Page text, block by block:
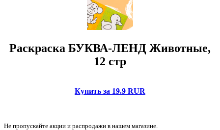
Раскраска БУКВА-ЛЕНД Животные,
12 стр
Купить за 19.9 RUR
Не пропускайте акции и распродажи в нашем магазине.